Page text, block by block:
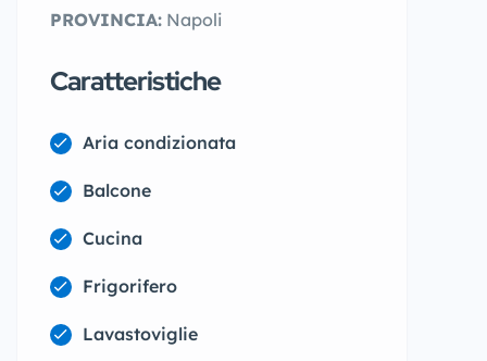
PROVINCIA: Napoli
Caratteristiche
Aria condizionata
Balcone
Cucina
Frigorifero
Lavastoviglie